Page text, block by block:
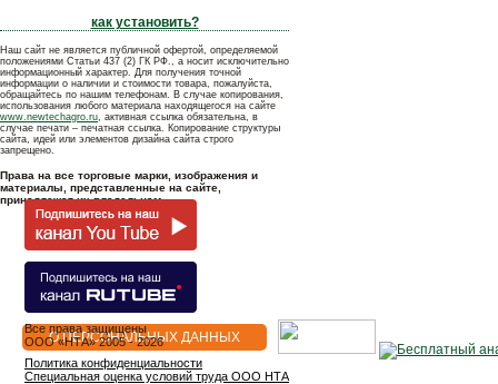
как установить?
Наш сайт не является публичной офертой, определяемой
положениями Статьи 437 (2) ГК РФ., а носит исключительно
информационный характер. Для получения точной
информации о наличии и стоимости товара, пожалуйста,
обращайтесь по нашим телефонам. В случае копирования,
использования любого материала находящегося на сайте
www.newtechagro.ru, активная ссылка обязательна, в
случае печати – печатная ссылка. Копирование структуры
сайта, идей или элементов дизайна сайта строго
запрещено.
Права на все торговые марки, изображения и
материалы, представленные на сайте,
принадлежат их владельцам.
О ПЕРСОНАЛЬНЫХ ДАННЫХ
Все права защищены
OOO «НТА» 2005 - 2026
Политика конфиденциальности
Специальная оценка условий труда ООО НТА